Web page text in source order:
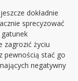
dokładnie
sprecyzować
zagrozić życiu
pewnością stać go
negatywny